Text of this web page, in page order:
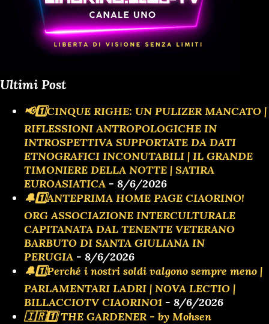
Ultimi Post
📢1️⃣CINQUE RIGHE: UN PULIZER MANCATO |
RIFLESSIONI ANTROPOLOGICHE IN
INTROSPETTIVA SUPPORTATE DA DATI
ETNOGRAFICI INCONUTABILI | IL GRANDE
TIMONIERE DELLA NOTTE | SATIRA
EUROASIATICA - 8/6/2026
🔔1️⃣ANTEPRIMA HOME PAGE CIAORINO!
ORG ASSOCIAZIONE INTERCULTURALE
CAPITANATA DAL TENENTE VETERANO
BARBUTO DI SANTA GIULIANA IN
PERUGIA - 8/6/2026
🔔1️⃣Perché i nostri soldi valgono sempre meno |
PARLAMENTARI LADRI | NOVA LECTIO |
BILLACCIOTV CIAORINO1 - 8/6/2026
🇮🇷1️⃣ THE GARDENER - by Mohsen